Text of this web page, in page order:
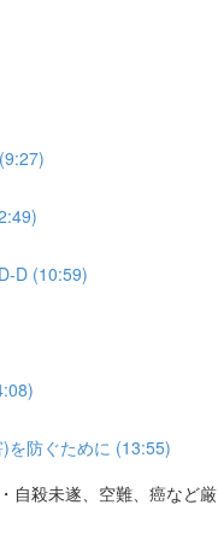
D (10:59)
を防ぐために (13:55)
自殺未遂、空難、癌など厳